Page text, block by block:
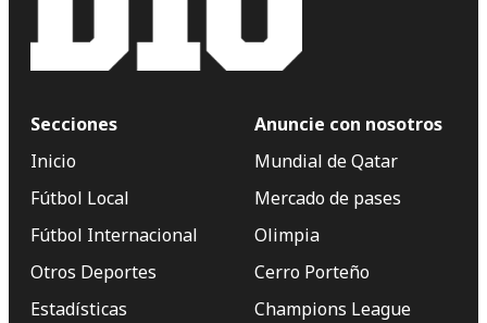
Secciones
Inicio
Fútbol Local
Fútbol Internacional
Otros Deportes
Estadísticas
Anuncie con nosotros
Mundial de Qatar
Mercado de pases
Olimpia
Cerro Porteño
Champions League